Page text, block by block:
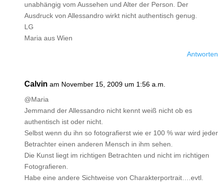
unabhängig vom Aussehen und Alter der Person. Der
Ausdruck von Allessandro wirkt nicht authentisch genug.
LG
Maria aus Wien
Antworten
Calvin am November 15, 2009 um 1:56 a.m.
@Maria
Jemmand der Allessandro nicht kennt weiß nicht ob es
authentisch ist oder nicht.
Selbst wenn du ihn so fotografierst wie er 100 % war wird jeder
Betrachter einen anderen Mensch in ihm sehen.
Die Kunst liegt im richtigen Betrachten und nicht im richtigen
Fotografieren.
Habe eine andere Sichtweise von Charakterportrait….evtl.